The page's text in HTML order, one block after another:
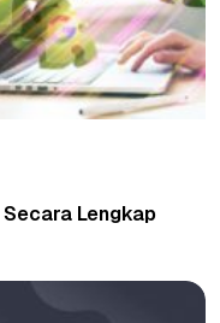
Lengkap